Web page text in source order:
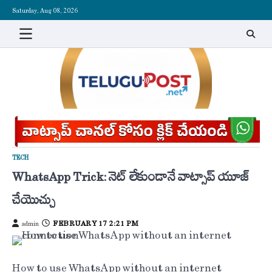
Skip
content
Saturday, Aug 08, 2026
TECH
WhatsApp Trick: నెట్ లేకుండానే వాట్సాప్‌ యూజ్
చేయొచ్చు
admin FEBRUARY 17 2:21 PM
How to use WhatsApp without an internet